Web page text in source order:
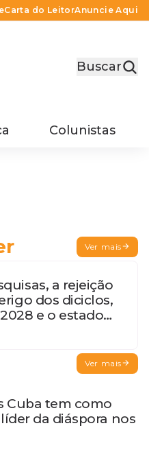
Carta do LeitorAnuncie Aqui
Buscar
Colunistas
Ver mais
a rejeição
dos diciclos,
e o estado
Ver mais
Cuba tem como
da diáspora nos